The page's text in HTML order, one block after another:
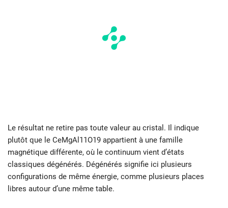
Le résultat ne retire pas toute valeur au cristal. Il indique
plutôt que le CeMgAl11O19 appartient à une famille
magnétique différente, où le continuum vient d’états
classiques dégénérés. Dégénérés signifie ici plusieurs
configurations de même énergie, comme plusieurs places
libres autour d’une même table.